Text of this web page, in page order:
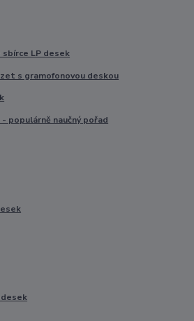
sbírce LP desek
s gramofonovou deskou
populárně naučný pořad